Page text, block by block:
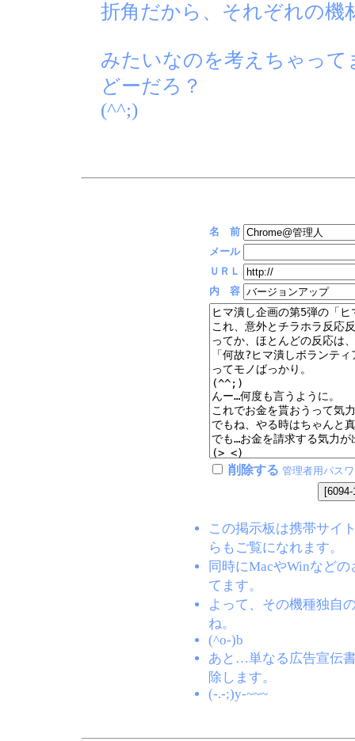
折角だから、それぞれの機
みたいなのを考えちゃって
どーだろ？
(^^;)
名 前
メール
ＵＲＬ
内 容
削除する 管理者用パス
この掲示板は携帯サイ
らもご覧になれます。
同時にMacやWinなど
てます。
よって、その機種独自
ね。
(^o-)b
あと…単なる広告宣伝
除します。
(-.-;)y-~~~